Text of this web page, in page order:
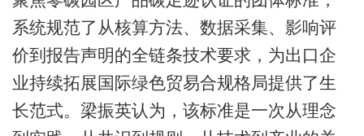
系统规范了从核算方法、数据采集、影响评
价到报告声明的全链条技术要求，为出口企
业持续拓展国际绿色贸易合规格局提供了生
长范式。梁振英认为，该标准是一次从理念